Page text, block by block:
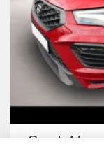
Seat Ateca